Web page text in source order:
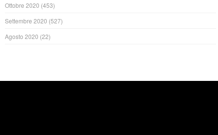
Ottobre 2020 (453)
Settembre 2020 (527)
Agosto 2020 (22)